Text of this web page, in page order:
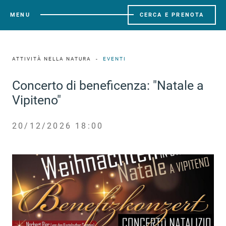
MENU CERCA E PRENOTA
ATTIVITÀ NELLA NATURA EVENTI
Concerto di beneficenza: "Natale a
Vipiteno"
20/12/2026 18:00